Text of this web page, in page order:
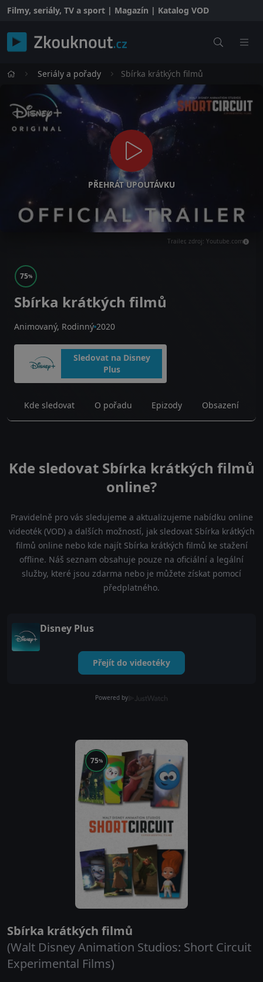
Filmy, seriály, TV a sport | Magazín | Katalog VOD
Seriály a pořady Sbírka krátkých filmů
PŘEHRÁT UPOUTÁVKU
Trailer, zdroj: Youtube.com
75%
Sbírka krátkých filmů
Animovaný, Rodinný 2020
Sledovat na Disney
Plus
Kde sledovat O pořadu Epizody Obsazení
Kde sledovat Sbírka krátkých filmů
online?
Pravidelně pro vás sledujeme a aktualizujeme nabídku online
videoték (VOD) a dalších možností, jak sledovat Sbírka krátkých
filmů online nebo kde najít Sbírka krátkých filmů ke stažení
offline. Náš seznam obsahuje pouze na oficiální a legální
služby, které jsou zdarma nebo je můžete získat pomocí
předplatného.
Disney Plus
Přejít do videotéky
Powered by
75%
Sbírka krátkých filmů
(Walt Disney Animation Studios: Short Circuit
Experimental Films)